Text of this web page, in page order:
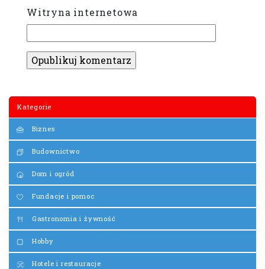
Kategorie
Biznes
Budownictwo
Dom i ogród
Fundacje i pomoc
Gastronomia i żywność
Hobby
Hotele i restauracje
Witryna internetowa